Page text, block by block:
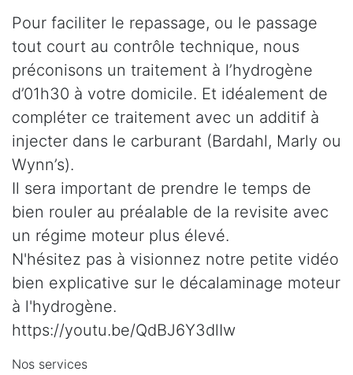
Pour faciliter le repassage, ou le passage
tout court au contrôle technique, nous
préconisons un traitement à l’hydrogène
d’01h30 à votre domicile. Et idéalement de
compléter ce traitement avec un additif à
injecter dans le carburant (Bardahl, Marly ou
Wynn’s).
Il sera important de prendre le temps de
bien rouler au préalable de la revisite avec
un régime moteur plus élevé.
N'hésitez pas à visionnez notre petite vidéo
bien explicative sur le décalaminage moteur
à l'hydrogène.
https://youtu.be/QdBJ6Y3dlIw
Nos services